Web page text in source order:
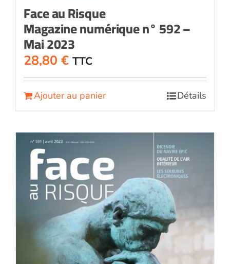
Face au Risque
Magazine numérique n° 592 –
Mai 2023
28,80 € TTC
Ajouter au panier Détails